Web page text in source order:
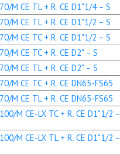
M CE TL + R. CE D1"1/4 – S
M CE TL + R. CE D1"1/2 – S
M CE TC + R. CE D1"1/2 – S
M CE TC + R. CE D2" – S
M CE TL + R. CE D2" – S
M CE TC + R. CE DN65-FS65
M CE TL + R. CE DN65-FS65
M CE-LX TC + R. CE D1"1/2 –
M CE-LX TL + R. CE D1"1/2 –